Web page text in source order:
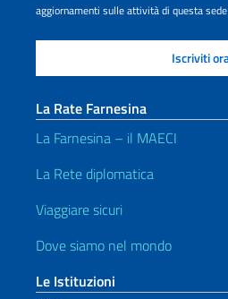
aggiornamenti sulle attività di questa sede
La Rate Farnesina
La Farnesina – il MAECI
La Rete diplomatica
Viaggiare sicuri
Dove siamo nel mondo
Le Istituzioni